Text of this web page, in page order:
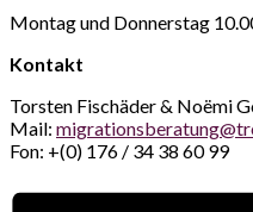
Montag und Donnerstag
Kontakt
Torsten Fischäder & Noëmi
Mail:
Fon: +(0) 176 / 34 38 60 99